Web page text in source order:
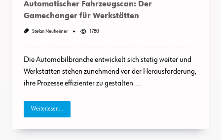
Automatischer Fahrzeugscan: Der
Gamechanger für Werkstätten
Stefan Neuheimer 1780
Die Automobilbranche entwickelt sich stetig weiter und
Werkstätten stehen zunehmend vor der Herausforderung,
ihre Prozesse effizienter zu gestalten ...
Weiterlesen...